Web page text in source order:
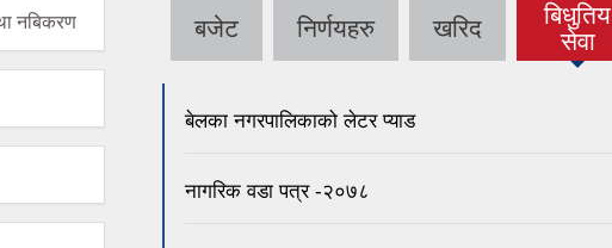
नबिकरण बजेट निर्णयहरु खरिद
बिधुतिय
सेवा
(active
tab)
बेलका नगरपालिकाको लेटर प्याड
नागरिक वडा पत्र -२०७८